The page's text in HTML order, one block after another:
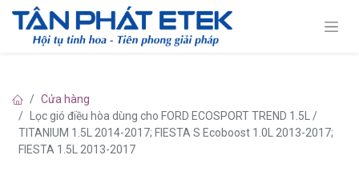
Cửa hàng
Lọc gió điều hòa dùng cho FORD ECOSPORT TREND 1.5L /
TITANIUM 1.5L 2014-2017; FIESTA S Ecoboost 1.0L 2013-2017;
FIESTA 1.5L 2013-2017